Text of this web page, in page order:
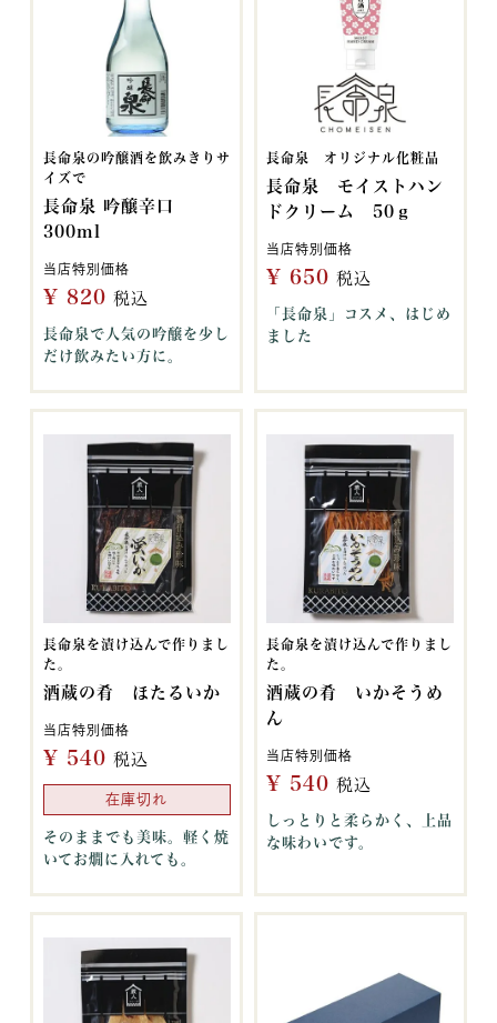
長命泉の吟醸酒を飲みきりサ
イズで
長命泉 吟醸辛口
300ml
当店特別価格
¥ 820 税込
長命泉で人気の吟醸を少し
だけ飲みたい方に。
長命泉 オリジナル化粧品
長命泉 モイストハン
ドクリーム 50ｇ
当店特別価格
¥ 650 税込
「長命泉」コスメ、はじめ
ました
長命泉を漬け込んで作りまし
た。
酒蔵の肴 ほたるいか
当店特別価格
¥ 540 税込
在庫切れ
そのままでも美味。軽く焼
いてお燗に入れても。
長命泉を漬け込んで作りまし
た。
酒蔵の肴 いかそうめ
ん
当店特別価格
¥ 540 税込
しっとりと柔らかく、上品
な味わいです。